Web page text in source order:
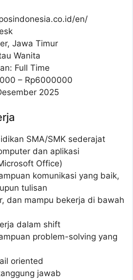
en/
Jawa Timur
Wanita
Full Time
– Rp6000000
2025
SMA/SMK sederajat
dan aplikasi
Office)
komunikasi yang baik,
tulisan
dan mampu bekerja di bawah
dalam shift
problem-solving yang
oriented
jawab